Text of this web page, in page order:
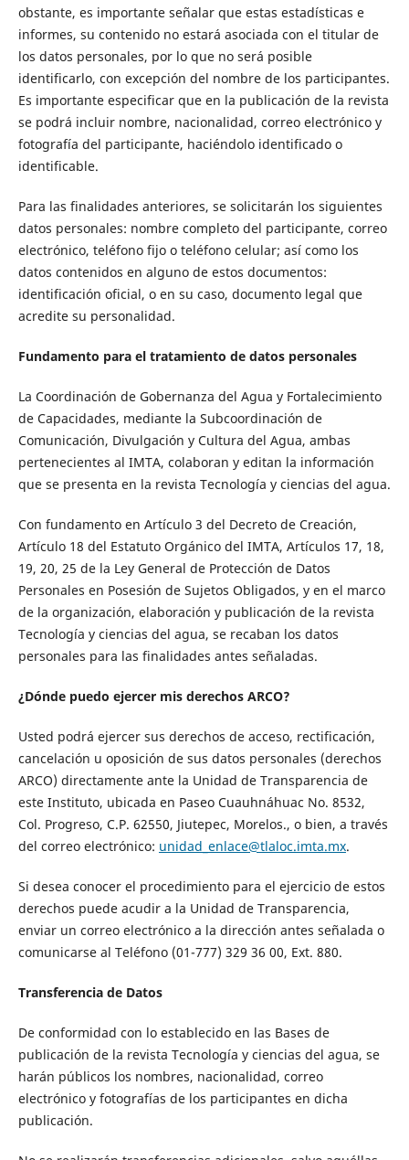
obstante, es importante señalar que estas estadísticas e
informes, su contenido no estará asociada con el titular de
los datos personales, por lo que no será posible
identificarlo, con excepción del nombre de los participantes.
Es importante especificar que en la publicación de la revista
se podrá incluir nombre, nacionalidad, correo electrónico y
fotografí­a del participante, haciéndolo identificado o
identificable.
Para las finalidades anteriores, se solicitarán los siguientes
datos personales: nombre completo del participante, correo
electrónico, teléfono fijo o teléfono celular; así­ como los
datos contenidos en alguno de estos documentos:
identificación oficial, o en su caso, documento legal que
acredite su personalidad.
Fundamento para el tratamiento de datos personales
La Coordinación de Gobernanza del Agua y Fortalecimiento
de Capacidades, mediante la Subcoordinación de
Comunicación, Divulgación y Cultura del Agua, ambas
pertenecientes al IMTA, colaboran y editan la información
que se presenta en la revista Tecnología y ciencias del agua.
Con fundamento en Artículo 3 del Decreto de Creación,
Artículo 18 del Estatuto Orgánico del IMTA, Artículos 17, 18,
19, 20, 25 de la Ley General de Protección de Datos
Personales en Posesión de Sujetos Obligados, y en el marco
de la organización, elaboración y publicación de la revista
Tecnología y ciencias del agua, se recaban los datos
personales para las finalidades antes señaladas.
¿Dónde puedo ejercer mis derechos ARCO?
Usted podrá ejercer sus derechos de acceso, rectificación,
cancelación u oposición de sus datos personales (derechos
ARCO) directamente ante la Unidad de Transparencia de
este Instituto, ubicada en Paseo Cuauhnáhuac No. 8532,
Col. Progreso, C.P. 62550, Jiutepec, Morelos., o bien, a través
del correo electrónico: unidad_enlace@tlaloc.imta.mx.
Si desea conocer el procedimiento para el ejercicio de estos
derechos puede acudir a la Unidad de Transparencia,
enviar un correo electrónico a la dirección antes señalada o
comunicarse al Teléfono (01-777) 329 36 00, Ext. 880.
Transferencia de Datos
De conformidad con lo establecido en las Bases de
publicación de la revista Tecnología y ciencias del agua, se
harán públicos los nombres, nacionalidad, correo
electrónico y fotografías de los participantes en dicha
publicación.